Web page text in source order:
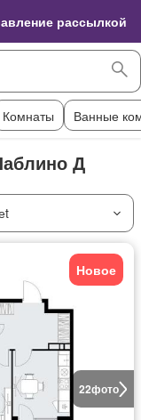
рассылкой
Комнаты Ванные
Д
22фото
Новое